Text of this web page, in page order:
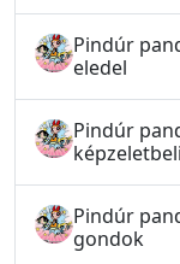
Pindúr
eledel
Pindúr
Pindúr
gondok